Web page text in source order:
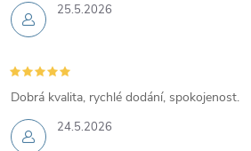
25.5.2026
24.5.2026
Dobrá kvalita, rychlé dodání, spokojenost.